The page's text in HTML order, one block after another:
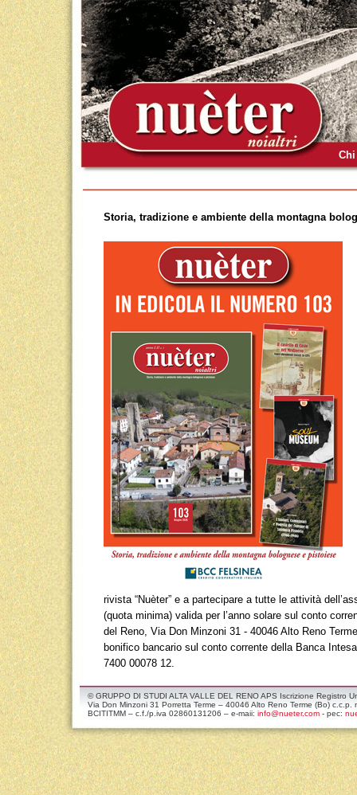
Storia, tradizione e ambiente della montagna
rivista “Nuèter” e a partecipare a tutte le attività
(quota minima) valida per l’anno solare sul conto
del Reno, Via Don Minzoni 31 - 40046 Alto Reno
bonifico bancario sul conto corrente della Banca
7400 00078 12.
© GRUPPO DI STUDI ALTA VALLE DEL RENO APS Iscrizione Registro
Via Don Minzoni 31 Porretta Terme – 40046 Alto Reno Terme (Bo)
BCITITMM – c.f./p.iva 02860131206 – e-maii: info@nueter.com - pec: